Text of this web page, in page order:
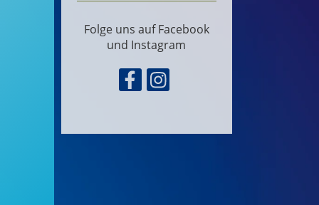
Folge uns auf Facebook
und Instagram